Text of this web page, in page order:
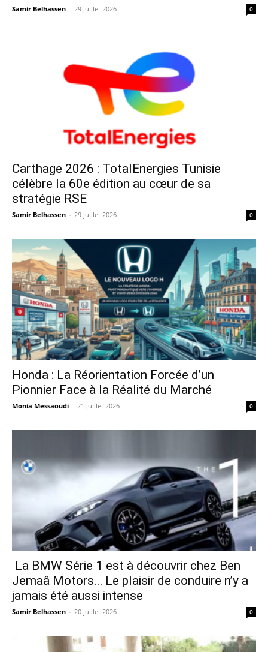
Samir Belhassen - 29 juillet 2026 0
Carthage 2026 : TotalEnergies Tunisie
célèbre la 60e édition au cœur de sa
stratégie RSE
Samir Belhassen - 29 juillet 2026 0
Honda : La Réorientation Forcée d’un
Pionnier Face à la Réalité du Marché
Monia Messaoudi - 21 juillet 2026 0
La BMW Série 1 est à découvrir chez Ben
Jemaâ Motors… Le plaisir de conduire n’y a
jamais été aussi intense
Samir Belhassen - 20 juillet 2026 0